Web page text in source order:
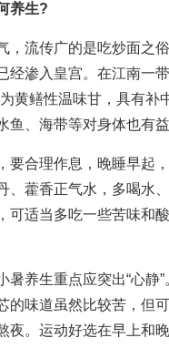
养生?
流传广的是吃炒面之俗
经渗入皇宫。在江南一
黄鳝性温味甘，具有
鱼、海带等对身体也有益
合理作息，晚睡早起，
、藿香正气水，多喝水
可适当多吃一些苦味和
养生重点应突出“心静”
的味道虽然比较苦，但
夜。运动好选在早上和